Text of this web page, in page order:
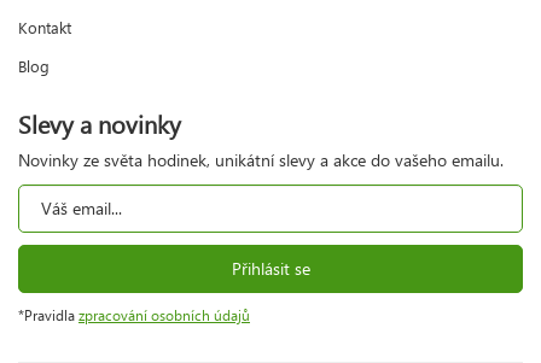
Kontakt
Blog
Slevy a novinky
Novinky ze světa hodinek, unikátní slevy a akce do vašeho emailu.
Přihlásit se
*Pravidla zpracování osobních údajů